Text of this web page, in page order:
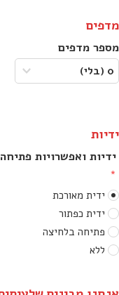
מדפים
מספר מדפים
ידיות
ידיות ואפשרויות פתיחה
ידית מאורכת
ידית כפתור
פתיחה בלחיצה
ללא